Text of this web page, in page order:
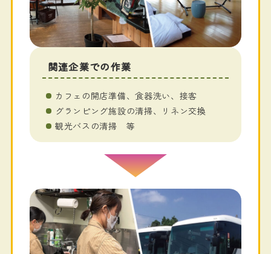
関連企業での作業
カフェの開店準備、食器洗い、接客
グランピング施設の清掃、リネン交換
観光バスの清掃 等